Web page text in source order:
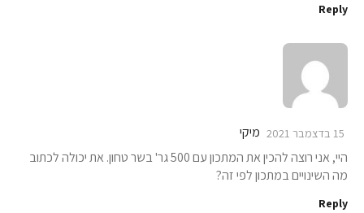
Reply
מיקי 15 בדצמבר 2021
היי, אני רוצה להכין את המתכון עם 500 גר' בשר טחון. את יכולה לכתוב
מה השינויים במתכון לפי זה?
Reply